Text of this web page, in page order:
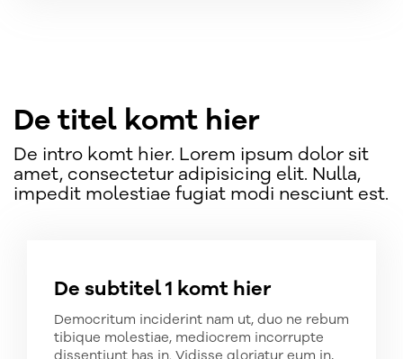
De titel komt hier
De intro komt hier. Lorem ipsum dolor sit
amet, consectetur adipisicing elit. Nulla,
impedit molestiae fugiat modi nesciunt est.
De subtitel 1 komt hier
Democritum inciderint nam ut, duo ne rebum
tibique molestiae, mediocrem incorrupte
dissentiunt has in. Vidisse gloriatur eum in,